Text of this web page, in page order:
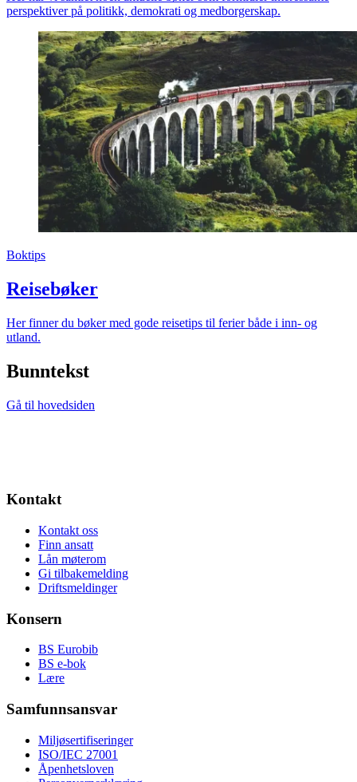
perspektiver på politikk, demokrati og medborgerskap.
Boktips
Reisebøker
Her finner du bøker med gode reisetips til ferier både i inn- og
utland.
Bunntekst
Gå til hovedsiden
Kontakt
Kontakt oss
Finn ansatt
Lån møterom
Gi tilbakemelding
Driftsmeldinger
Konsern
BS Eurobib
BS e-bok
Lære
Samfunnsansvar
Miljøsertifiseringer
ISO/IEC 27001
Åpenhetsloven